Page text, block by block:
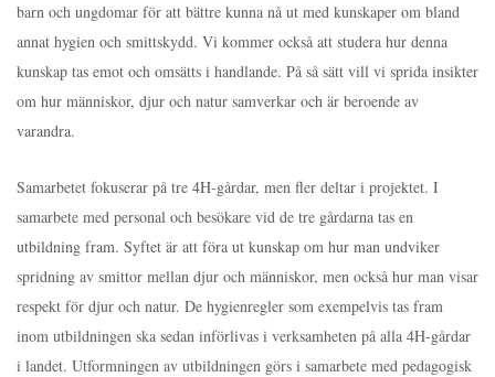
barn och ungdomar för att bättre kunna nå ut med kunskaper om bland
annat hygien och smittskydd. Vi kommer också att studera hur denna
kunskap tas emot och omsätts i handlande. På så sätt vill vi sprida insikter
om hur människor, djur och natur samverkar och är beroende av
varandra.
Samarbetet fokuserar på tre 4H-gårdar, men fler deltar i projektet. I
samarbete med personal och besökare vid de tre gårdarna tas en
utbildning fram. Syftet är att föra ut kunskap om hur man undviker
spridning av smittor mellan djur och människor, men också hur man visar
respekt för djur och natur. De hygienregler som exempelvis tas fram
inom utbildningen ska sedan införlivas i verksamheten på alla 4H-gårdar
i landet. Utformningen av utbildningen görs i samarbete med pedagogisk